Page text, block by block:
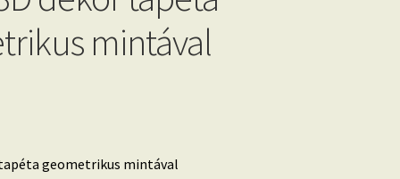
mintával
geometrikus mintával